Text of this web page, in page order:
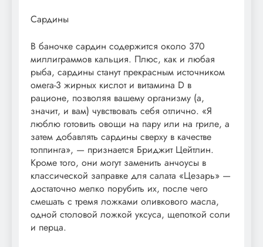
Сардины
В баночке сардин содержится около 370
миллиграммов кальция. Плюс, как и любая
рыба, сардины станут прекрасным источником
омега-3 жирных кислот и витамина D в
рационе, позволяя вашему организму (а,
значит, и вам) чувствовать себя отлично. «Я
люблю готовить овощи на пару или на гриле, а
затем добавлять сардины сверху в качестве
топпинга», — признается Бриджит Цейтлин.
Кроме того, они могут заменить анчоусы в
классической заправке для салата «Цезарь» —
достаточно мелко порубить их, после чего
смешать с тремя ложками оливкового масла,
одной столовой ложкой уксуса, щепоткой соли
и перца.